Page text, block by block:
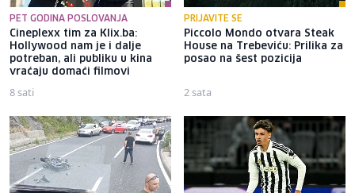
PET GODINA POSLOVANJA
Cineplexx tim za Klix.ba:
Hollywood nam je i dalje
potreban, ali publiku u kina
vraćaju domaći filmovi
8 sati
PRIJAVITE SE
Piccolo Mondo otvara Steak
House na Trebeviću: Prilika za
posao na šest pozicija
2 sata